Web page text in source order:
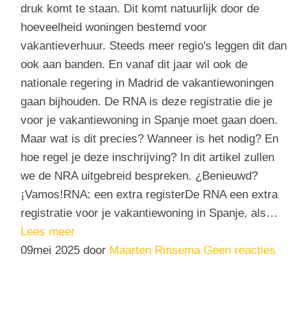
druk komt te staan. Dit komt natuurlijk door de
hoeveelheid woningen bestemd voor
vakantieverhuur. Steeds meer regio's leggen dit dan
ook aan banden. En vanaf dit jaar wil ook de
nationale regering in Madrid de vakantiewoningen
gaan bijhouden. De RNA is deze registratie die je
voor je vakantiewoning in Spanje moet gaan doen.
Maar wat is dit precies? Wanneer is het nodig? En
hoe regel je deze inschrijving? In dit artikel zullen
we de NRA uitgebreid bespreken. ¿Benieuwd?
¡Vamos!RNA: een extra registerDe RNA een extra
registratie voor je vakantiewoning in Spanje, als…
Lees meer
09mei 2025 door Maarten RinsemaGeen reacties